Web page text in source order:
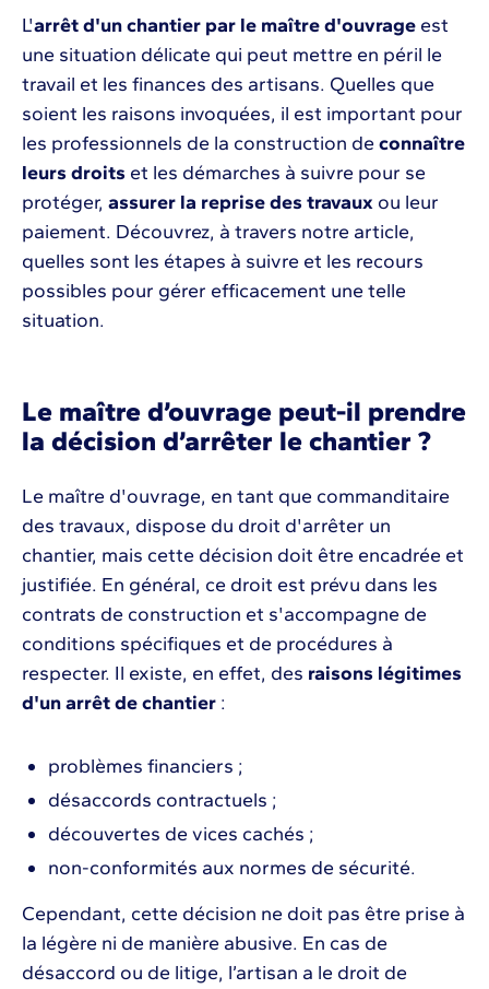
L'arrêt d'un chantier par le maître d'ouvrage est
une situation délicate qui peut mettre en péril le
travail et les finances des artisans. Quelles que
soient les raisons invoquées, il est important pour
les professionnels de la construction de connaître
leurs droits et les démarches à suivre pour se
protéger, assurer la reprise des travaux ou leur
paiement. Découvrez, à travers notre article,
quelles sont les étapes à suivre et les recours
possibles pour gérer efficacement une telle
situation.
Le maître d’ouvrage peut-il prendre
la décision d’arrêter le chantier ?
Le maître d'ouvrage, en tant que commanditaire
des travaux, dispose du droit d'arrêter un
chantier, mais cette décision doit être encadrée et
justifiée. En général, ce droit est prévu dans les
contrats de construction et s'accompagne de
conditions spécifiques et de procédures à
respecter. Il existe, en effet, des raisons légitimes
d'un arrêt de chantier :
problèmes financiers ;
désaccords contractuels ;
découvertes de vices cachés ;
non-conformités aux normes de sécurité.
Cependant, cette décision ne doit pas être prise à
la légère ni de manière abusive. En cas de
désaccord ou de litige, l’artisan a le droit de